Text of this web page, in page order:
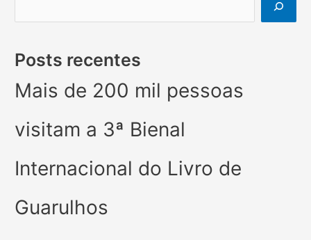
Posts recentes
Mais de 200 mil pessoas
visitam a 3ª Bienal
Internacional do Livro de
Guarulhos